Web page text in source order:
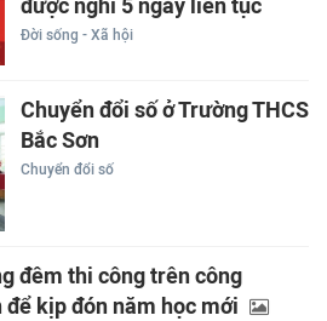
được nghỉ 5 ngày liên tục
Đời sống - Xã hội
Chuyển đổi số ở Trường THCS
Bắc Sơn
Chuyển đổi số
đêm thi công trên công
kịp đón năm học mới